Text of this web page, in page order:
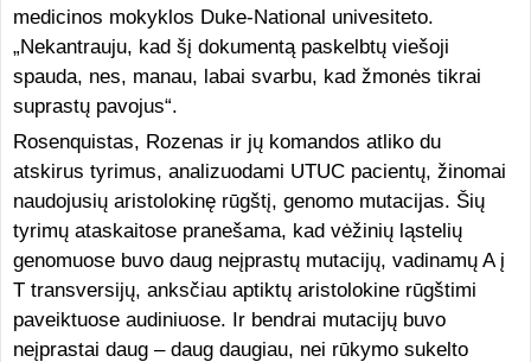
medicinos mokyklos Duke-National univesiteto.
„Nekantrauju, kad šį dokumentą paskelbtų viešoji
spauda, nes, manau, labai svarbu, kad žmonės tikrai
suprastų pavojus“.
Rosenquistas, Rozenas ir jų komandos atliko du
atskirus tyrimus, analizuodami UTUC pacientų, žinomai
naudojusių aristolokinę rūgštį, genomo mutacijas. Šių
tyrimų ataskaitose pranešama, kad vėžinių ląstelių
genomuose buvo daug neįprastų mutacijų, vadinamų A į
T transversijų, anksčiau aptiktų aristolokine rūgštimi
paveiktuose audiniuose. Ir bendrai mutacijų buvo
neįprastai daug – daug daugiau, nei rūkymo sukelto